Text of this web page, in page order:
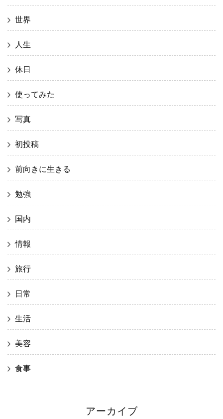
世界
人生
休日
使ってみた
写真
初投稿
前向きに生きる
勉強
国内
情報
旅行
日常
生活
美容
食事
アーカイブ